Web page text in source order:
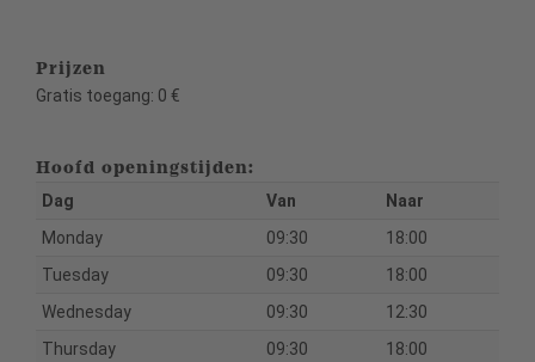
Prijzen
Gratis toegang: 0 €
Hoofd openingstijden:
Dag Van
Naar
Monday
09:30
18:00
Tuesday
09:30
18:00
Wednesday
09:30
12:30
Thursday
09:30
18:00